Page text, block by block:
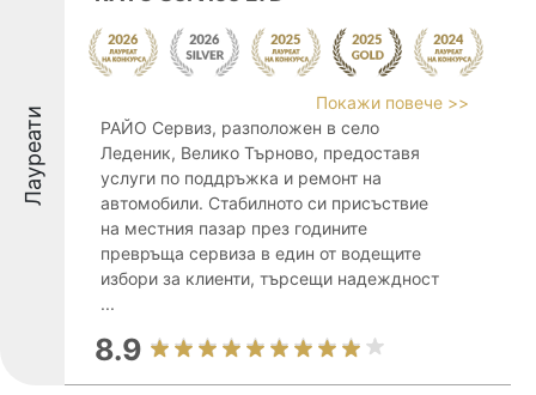
Лауреати
Покажи повече >>
РАЙО Сервиз, разположен в село
Леденик, Велико Търново, предоставя
услуги по поддръжка и ремонт на
автомобили. Стабилното си присъствие
на местния пазар през годините
превръща сервиза в един от водещите
избори за клиенти, търсещи надеждност
...
8.9